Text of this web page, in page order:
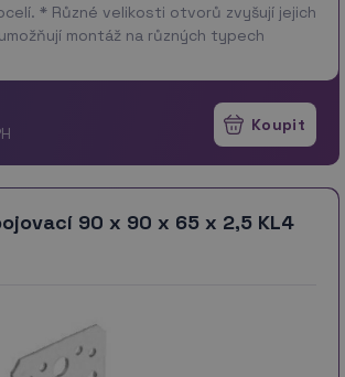
* Různé velikosti otvorů zvyšují jejich
montáž na různých typech
90 x 90 x 65 x 2,5 KL4